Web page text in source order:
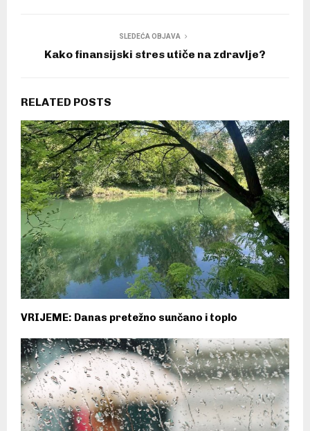
SLEDEĆA OBJAVA
Kako finansijski stres utiče na zdravlje?
RELATED POSTS
VRIJEME: Danas pretežno sunčano i toplo